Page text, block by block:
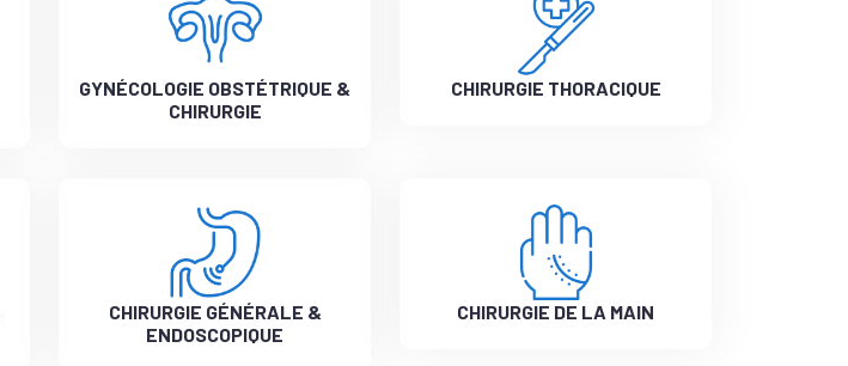
GYNÉCOLOGIE OBSTÉTRIQUE &
CHIRURGIE
CHIRURGIE THORACIQUE
CHIRURGIE GÉNÉRALE &
ENDOSCOPIQUE
CHIRURGIE DE LA MAIN